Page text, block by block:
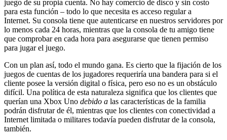
juego de su propia cuenta. No hay comercio de disco y sin costo
para esta función – todo lo que necesita es acceso regular a
Internet. Su consola tiene que autenticarse en nuestros servidores por
lo menos cada 24 horas, mientras que la consola de tu amigo tiene
que comprobar en cada hora para asegurarse que tienen permiso
para jugar el juego.
Con un plan así, todo el mundo gana. Es cierto que la fijación de los
juegos de cuentas de los jugadores requeriría una bandera para si el
cliente posee la versión digital o física, pero eso no es un obstáculo
difícil. Una política de esta naturaleza significa que los clientes que
querían una Xbox Uno debido a las características de la familia
podrán disfrutar de él, mientras que los clientes con conectividad a
Internet limitada o militares todavía pueden disfrutar de la consola,
también.